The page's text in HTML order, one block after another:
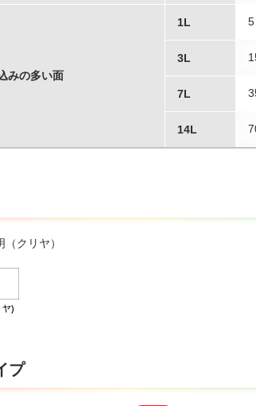
みの多い面
1L
3L
7L
14L
クリヤ）
プ